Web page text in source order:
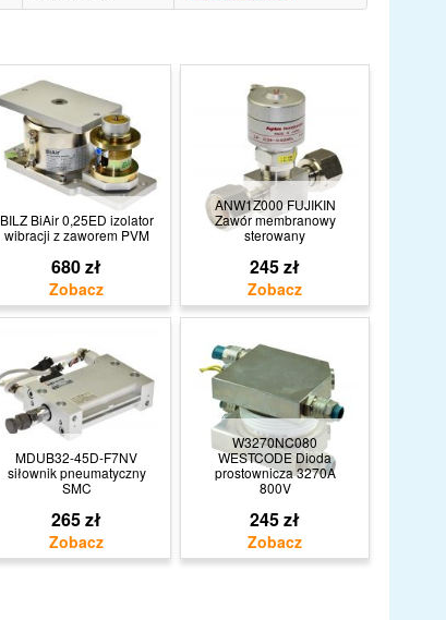
BILZ BiAir 0,25ED izolator
wibracji z zaworem PVM
680 zł
ANW1Z000 FUJIKIN
Zawór membranowy
sterowany
245 zł
MDUB32-45D-F7NV
siłownik pneumatyczny
SMC
265 zł
W3270NC080
WESTCODE Dioda
prostownicza 3270A
800V
245 zł